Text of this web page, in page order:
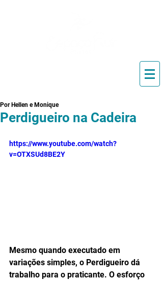
Perdigueiro na Cadeira
Por Hellen e Monique
https://www.youtube.com/watch?
v=OTXSUd8BE2Y
Mesmo quando executado em
variações simples, o Perdigueiro dá
trabalho para o praticante. O esforço